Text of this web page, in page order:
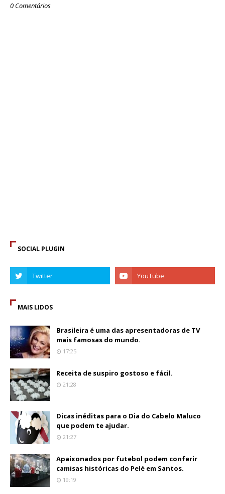
0 Comentários
SOCIAL PLUGIN
MAIS LIDOS
Brasileira é uma das apresentadoras de TV
mais famosas do mundo.
17:25
Receita de suspiro gostoso e fácil.
21:28
Dicas inéditas para o Dia do Cabelo Maluco
que podem te ajudar.
21:27
Apaixonados por futebol podem conferir
camisas históricas do Pelé em Santos.
19:19